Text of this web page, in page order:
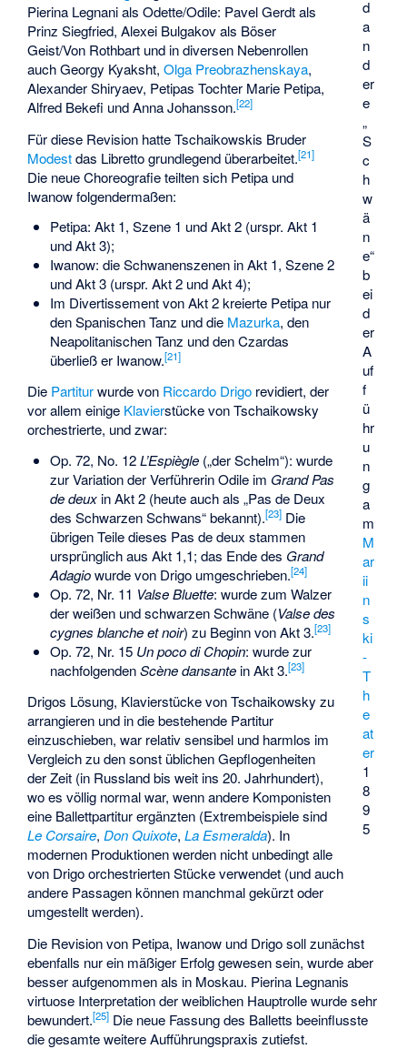
d
a
n
d
er
e
„
S
c
h
w
ä
n
e“
b
ei
d
er
A
uf
f
ü
hr
u
n
g
a
m
M
ar
ii
n
s
ki
-
T
h
e
at
er
1
8
9
5
Pierina Legnani als Odette/Odile: Pavel Gerdtals
Prinz Siegfried, Alexei Bulgakov als Böser
Geist/Von Rothbart und in diversen Nebenrollen
auchGeorgy Kyaksht,Olga Preobrazhenskaya,
Alexander Shiryaev, Petipas Tochter Marie Petipa,
Alfred Bekefi undAnna Johansson.[22]
Für diese Revision hatte Tschaikowskis Bruder
Modestdas Libretto grundlegend überarbeitet.[21]
Die neue Choreografie teilten sich Petipa und
Iwanow folgendermaßen:
Petipa: Akt 1, Szene 1 und Akt 2 (urspr. Akt 1
und Akt 3);
Iwanow: die Schwanenszenen in Akt 1, Szene 2
und Akt 3 (urspr. Akt 2 und Akt 4);
Im Divertissement von Akt 2 kreierte Petipa nur
den Spanischen Tanz und die Mazurka, den
Neapolitanischen Tanz und denCzardas
überließ er Iwanow.[21]
Die Partiturwurde von Riccardo Drigo revidiert, der
vor allem einige Klavierstücke von Tschaikowsky
orchestrierte, und zwar:
Op. 72, No. 12L’Espiègle(„der Schelm“): wurde
zur Variation der Verführerin Odile im Grand Pas
de deuxin Akt 2 (heute auch als „Pas de Deux
des Schwarzen Schwans“ bekannt).[23]Die
übrigen Teile dieses Pas de deux stammen
ursprünglich aus Akt 1,1; das Ende des Grand
Adagiowurde von Drigo umgeschrieben.[24]
Op. 72, Nr. 11 Valse Bluette: wurde zum Walzer
der weißen und schwarzen Schwäne (Valse des
cygnes blanche et noir) zu Beginn von Akt 3.[23]
Op. 72, Nr. 15 Un poco di Chopin: wurde zur
nachfolgendenScène dansantein Akt 3.[23]
Drigos Lösung, Klavierstücke von Tschaikowsky zu
arrangieren und in die bestehende Partitur
einzuschieben, war relativ sensibel und harmlos im
Vergleich zu den sonst üblichen Gepflogenheiten
der Zeit (in Russland bis weit ins 20. Jahrhundert),
wo es völlig normal war, wenn andere Komponisten
eine Ballettpartitur ergänzten (Extrembeispiele sind
Le Corsaire,Don Quixote,La Esmeralda). In
modernen Produktionen werden nicht unbedingt alle
von Drigo orchestrierten Stücke verwendet (und auch
andere Passagen können manchmal gekürzt oder
umgestellt werden).
Die Revision von Petipa, Iwanow und Drigo soll zunächst
ebenfalls nur ein mäßiger Erfolg gewesen sein, wurde aber
besser aufgenommen als in Moskau. Pierina Legnanis
virtuose Interpretation der weiblichen Hauptrolle wurde sehr
bewundert.[25] Die neue Fassung des Balletts beeinflusste
die gesamte weitere Aufführungspraxis zutiefst.